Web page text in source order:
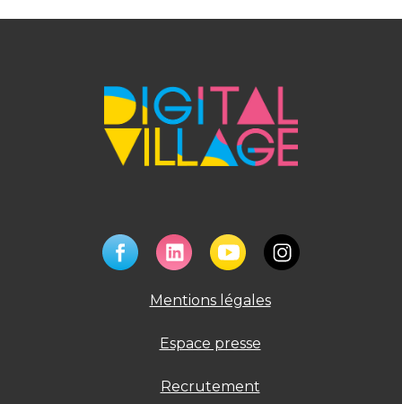
Mentions légales
Espace presse
Recrutement